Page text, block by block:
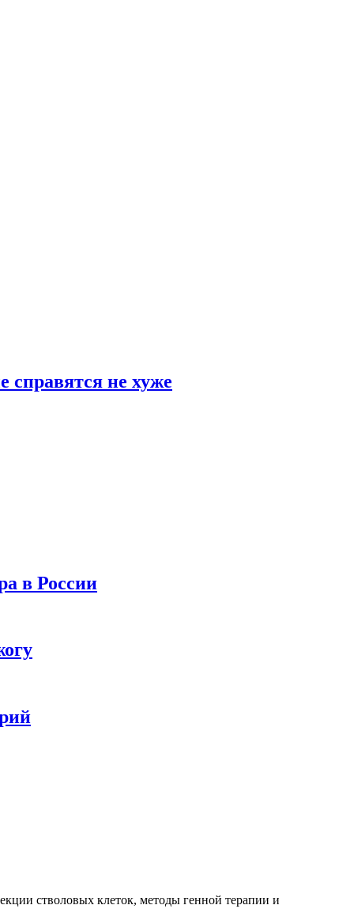
справятся не хуже
в России
стволовых клеток, методы генной терапии и